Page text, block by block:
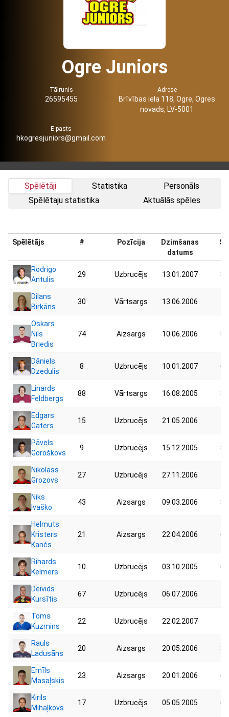
Ogre Juniors
Tālrunis
26595455
Adrese
Brīvības iela 118, Ogre, Ogres
novads, LV-5001
E-pasts
hkogresjuniors@gmail.com
Spēlētāji Statistika
Personāls
Spēlētaju statistika
Aktuālās spēles
Spēlētājs # Pozīcija
Dzimšanas
datums
Rodrigo
Antulis
29 Uzbrucējs 13.01.2007
Dilans
Birkāns
30 Vārtsargs 13.06.2006
Oskars
Nils
Briedis
74 Aizsargs 10.06.2006
Dāniels
Dzedulis
8 Uzbrucējs 10.01.2007
Linards
Feldbergs
88 Vārtsargs 16.08.2005
Edgars
Gaters
15 Uzbrucējs 21.05.2006
Pāvels
Goroškovs
9 Uzbrucējs 15.12.2005
Nikolass
Grozovs
27 Uzbrucējs 27.11.2006
Niks
Ivaško
43 Aizsargs 09.03.2006
Helmuts
Kristers
Kančs
21 Aizsargs 22.04.2006
Rihards
Kelmers
10 Uzbrucējs 03.10.2005
Deivids
Kursītis
67 Uzbrucējs 06.07.2006
Toms
Kuzmins
22 Uzbrucējs 22.02.2007
Rauls
Ladusāns
20 Aizsargs 20.05.2006
Emīls
Masaļskis
23 Aizsargs 20.01.2006
Kirils
Mihaļkovs
17 Uzbrucējs 05.05.2005